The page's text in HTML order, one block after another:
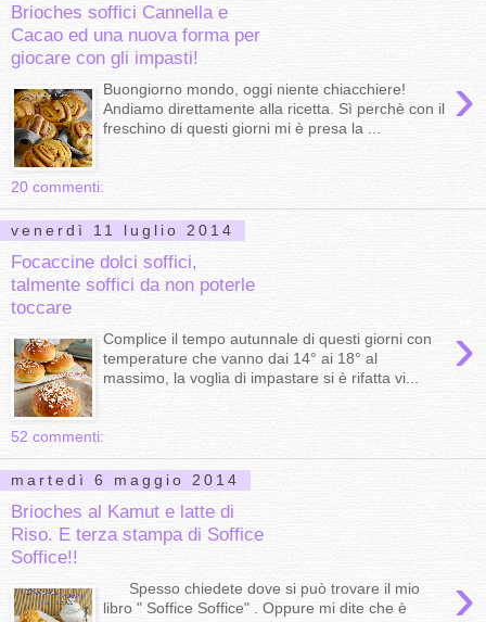
Brioches soffici Cannella e
Cacao ed una nuova forma per
giocare con gli impasti!
›
Buongiorno mondo, oggi niente chiacchiere!
Andiamo direttamente alla ricetta. Sì perchè con il
freschino di questi giorni mi è presa la ...
20 commenti:
venerdì 11 luglio 2014
Focaccine dolci soffici,
talmente soffici da non poterle
toccare
›
Complice il tempo autunnale di questi giorni con
temperature che vanno dai 14° ai 18° al
massimo, la voglia di impastare si è rifatta vi...
52 commenti:
martedì 6 maggio 2014
Brioches al Kamut e latte di
Riso. E terza stampa di Soffice
Soffice!!
›
Spesso chiedete dove si può trovare il mio
libro " Soffice Soffice" . Oppure mi dite che è